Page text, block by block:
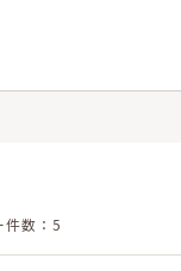
件数：5